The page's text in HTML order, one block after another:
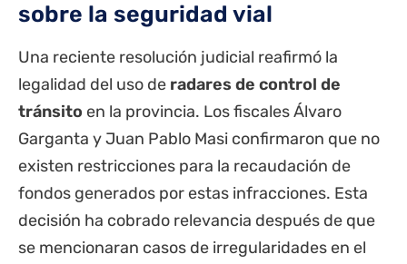
sobre la seguridad vial
Una reciente resolución judicial reafirmó la
legalidad del uso de radares de control de
tránsito en la provincia. Los fiscales Álvaro
Garganta y Juan Pablo Masi confirmaron que no
existen restricciones para la recaudación de
fondos generados por estas infracciones. Esta
decisión ha cobrado relevancia después de que
se mencionaran casos de irregularidades en el